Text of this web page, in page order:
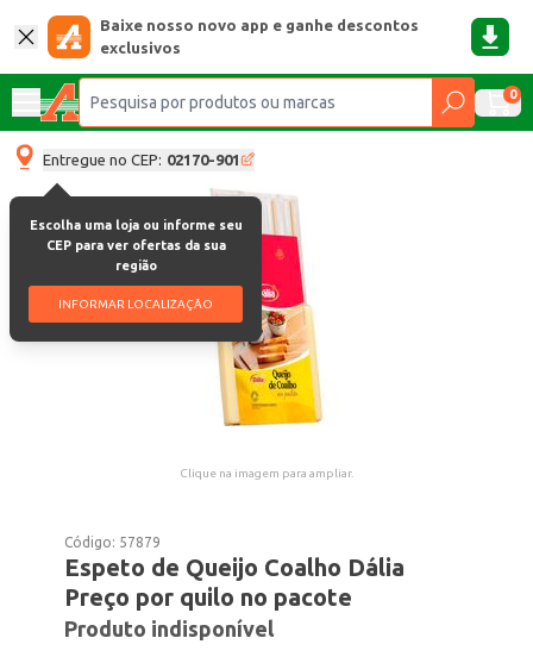
Baixe nosso novo app e ganhe descontos
exclusivos
0
Entregue no CEP: 02170-901
Escolha uma loja ou informe seu
CEP para ver ofertas da sua
região
INFORMAR LOCALIZAÇÃO
Clique na imagem para ampliar.
Código: 57879
Espeto de Queijo Coalho Dália
Preço por quilo no pacote
Produto indisponível